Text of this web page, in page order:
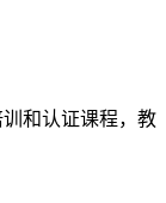
和认证课程，教